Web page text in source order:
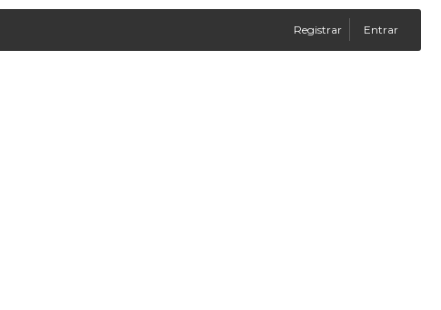
Registrar Entrar